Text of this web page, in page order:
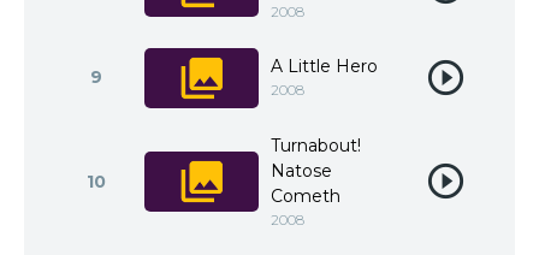
2008
9 A Little Hero
2008
10
Turnabout!
Natose
Cometh
2008